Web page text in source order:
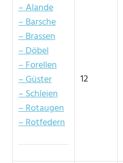
– Alande
– Barsche
– Brassen
– Döbel
– Forellen
– Güster
– Schleien
– Rotaugen
– Rotfedern
12